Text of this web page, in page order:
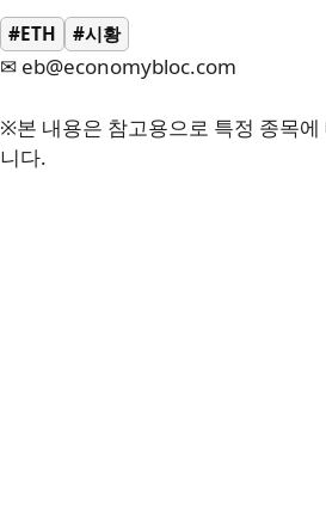
#ETH #시황
✉ eb@economybloc.com
※본 내용은 참고용으로 특정 종목에
니다.